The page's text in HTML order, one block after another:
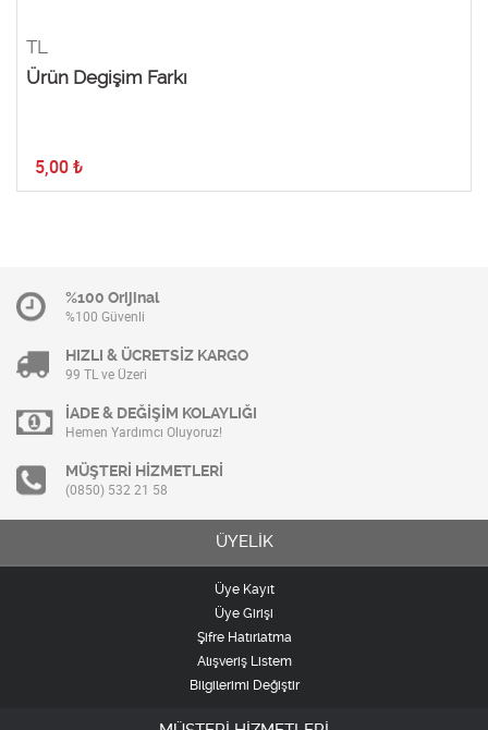
TL
Ürün Degişim Farkı
5,00 ₺
%100 Orijinal
%100 Güvenli
HIZLI & ÜCRETSİZ KARGO
99 TL ve Üzeri
İADE & DEĞİŞİM KOLAYLIĞI
Hemen Yardımcı Oluyoruz!
MÜŞTERİ HİZMETLERİ
(0850) 532 21 58
ÜYELİK
Üye Kayıt
Üye Girişi
Şifre Hatırlatma
Alışveriş Listem
Bilgilerimi Değiştir